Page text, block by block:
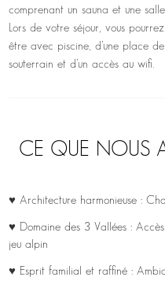
comprenant un sauna et une
Lors de votre séjour, vous
être avec piscine, d’une place
souterrain et d’un accès au wifi.
CE QUE NOUS
♥ Architecture harmonieuse :
♥ Domaine des 3 Vallées :
jeu alpin
♥ Esprit familial et raffiné :